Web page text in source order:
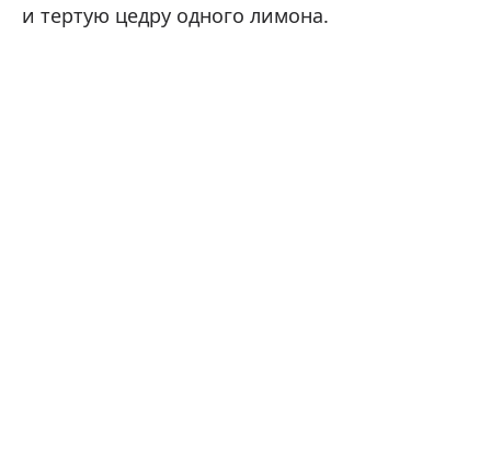
и тертую цедру одного лимона.